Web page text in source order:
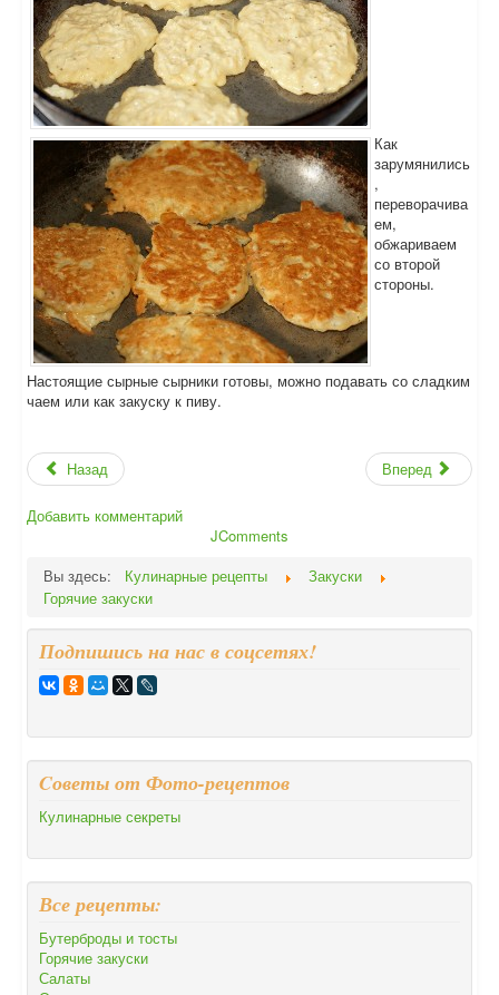
Как
зарумянились
,
переворачива
ем,
обжариваем
со второй
стороны.
Настоящие сырные сырники готовы, можно подавать со сладким
чаем или как закуску к пиву.
Назад Вперед
Добавить комментарий
JComments
Вы здесь:
Кулинарные рецепты
Закуски
Горячие закуски
Подпишись на нас в соцсетях!
Cоветы от Фото-рецептов
Кулинарные секреты
Все рецепты:
Бутерброды и тосты
Горячие закуски
Салаты